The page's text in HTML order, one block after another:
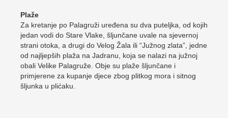
Plaže
Za kretanje po Palagruži uređena su dva puteljka, od kojih
jedan vodi do Stare Vlake, šljunčane uvale na sjevernoj
strani otoka, a drugi do Velog Žala ili “Južnog zlata”, jedne
od najljepših plaža na Jadranu, koja se nalazi na južnoj
obali Velike Palagruže. Obje su plaže šljunčane i
primjerene za kupanje djece zbog plitkog mora i sitnog
šljunka u plićaku.